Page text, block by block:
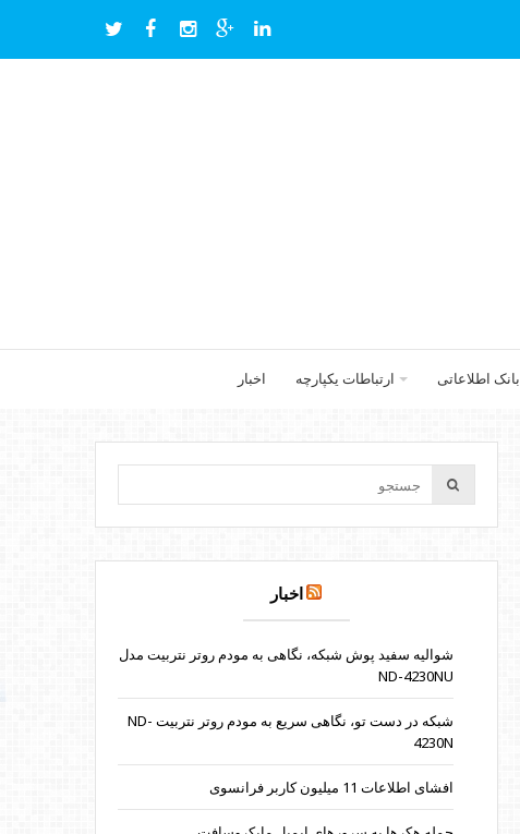
بانک اطلاعاتی ارتباطات یکپارچه اخبار
اخبار
شوالیه سفید پوش شبکه، نگاهی به مودم روتر نتربیت مدل
ND-4230NU
شبکه در دست تو، نگاهی سریع به مودم روتر نتربیت ND-
4230N
افشای اطلاعات 11 میلیون کاربر فرانسوی